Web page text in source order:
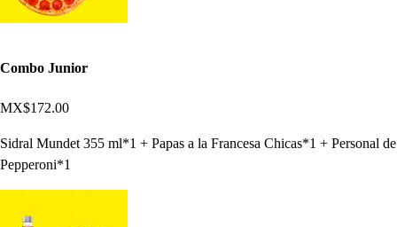
Combo Junior
MX$172.00
Sidral Mundet 355 ml*1 + Papas a la Francesa Chicas*1 + Personal de
Pepperoni*1